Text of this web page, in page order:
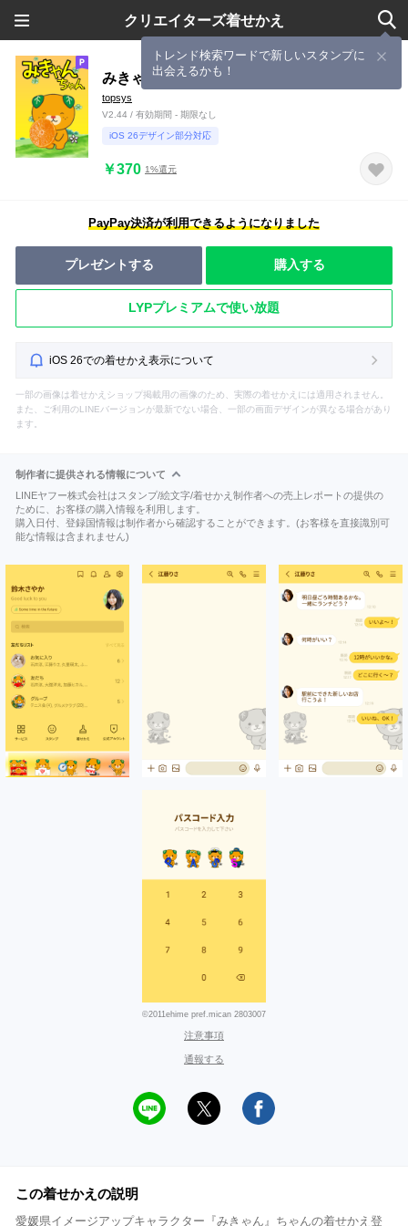
クリエイターズ着せかえ
トレンド検索ワードで新しいスタンプに
出会えるかも！
みきゃんちゃんの着せかえ
topsys
V2.44 / 有効期間 - 期限なし
iOS 26デザイン部分対応
￥370 1%還元
PayPay決済が利用できるようになりました
プレゼントする 購入する
LYPプレミアムで使い放題
iOS 26での着せかえ表示について
一部の画像は着せかえショップ掲載用の画像のため、実際の着せかえには適用されません。
また、ご利用のLINEバージョンが最新でない場合、一部の画面デザインが異なる場合があり
ます。
制作者に提供される情報について
LINEヤフー株式会社はスタンプ/絵文字/着せかえ制作者への売上レポートの提供の
ために、お客様の購入情報を利用します。
購入日付、登録国情報は制作者から確認することができます。(お客様を直接識別可
能な情報は含まれません)
©2011ehime pref.mican 2803007
注意事項
通報する
この着せかえの説明
愛媛県イメージアップキャラクター『みきゃん』ちゃんの着せかえ登